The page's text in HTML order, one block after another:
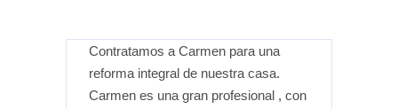
Contratamos a Carmen para una
reforma integral de nuestra casa.
Carmen es una gran profesional , con